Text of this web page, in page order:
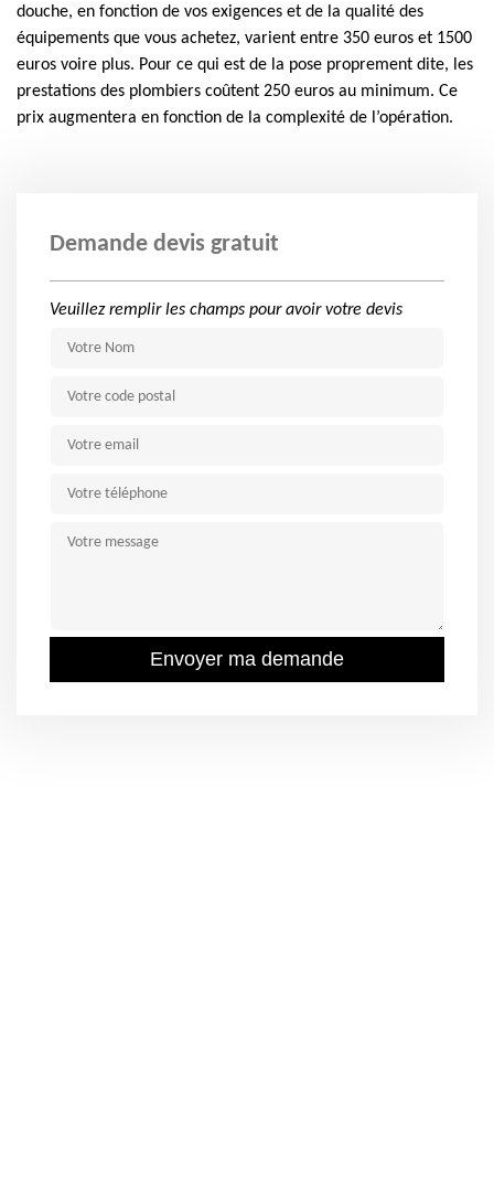
douche, en fonction de vos exigences et de la qualité des
équipements que vous achetez, varient entre 350 euros et 1500
euros voire plus. Pour ce qui est de la pose proprement dite, les
prestations des plombiers coûtent 250 euros au minimum. Ce
prix augmentera en fonction de la complexité de l’opération.
Demande devis gratuit
Veuillez remplir les champs pour avoir votre devis